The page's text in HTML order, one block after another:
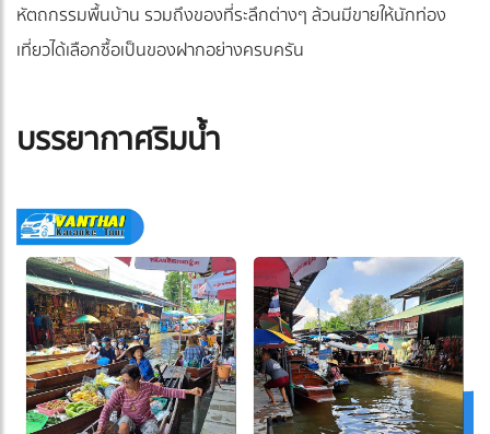
หัตถกรรมพื้นบ้าน รวมถึงของที่ระลึกต่างๆ ล้วนมีขายให้นักท่อง
เที่ยวได้เลือกซื้อเป็นของฝากอย่างครบครัน
บรรยากาศริมน้ำ